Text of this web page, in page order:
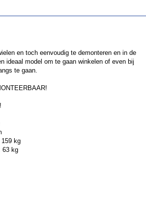
en toch eenvoudig te demonteren en in de
ideaal model om te gaan winkelen of even bij
te gaan.
159 kg
63 kg